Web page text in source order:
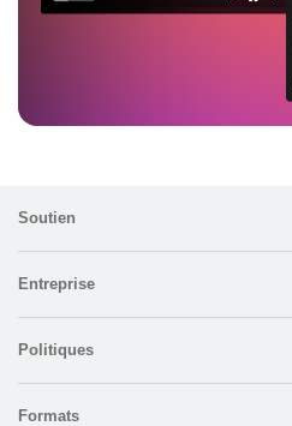
Soutien
Entreprise
Politiques
Formats